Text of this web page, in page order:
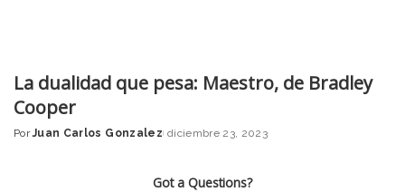
La dualidad que pesa: Maestro, de Bradley
Cooper
Posted
Por Juan Carlos Gonzalez diciembre 23, 2023
Got a Questions?